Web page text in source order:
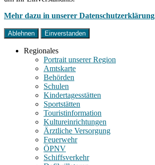
Mehr dazu in unserer
Ablehnen Einverstanden
Regionales
Portrait unserer Region
Amtskarte
Behörden
Schulen
Kindertagesstätten
Sportstätten
Touristinformation
Kultureinrichtungen
Ärztliche Versorgung
Feuerwehr
ÖPNV
Schiffsverkehr